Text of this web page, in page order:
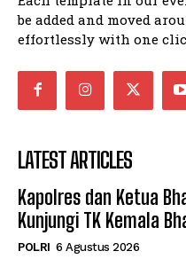
be added and moved
effortlessly with one
LATEST ARTICLES
Kapolres dan Ketua
Kunjungi TK Kemala
POLRI 6 Agustus 2026